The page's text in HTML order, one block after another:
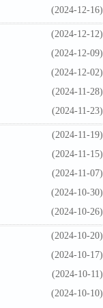
(2024-12-16)
(2024-12-12)
(2024-12-09)
(2024-12-02)
(2024-11-28)
(2024-11-23)
(2024-11-19)
(2024-11-15)
(2024-11-07)
(2024-10-30)
(2024-10-26)
(2024-10-20)
(2024-10-17)
(2024-10-11)
(2024-10-10)